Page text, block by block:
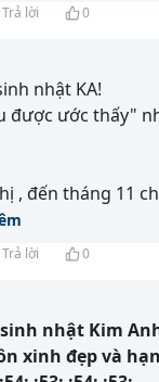
Trả lời 0
nhật KA!
được ước thấy"
, đến tháng 11
Trả lời 0
nhật Kim
xinh đẹp và